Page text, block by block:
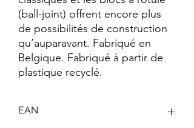
(ball-joint) offrent encore plus
de possibilités de construction
qu’auparavant. Fabriqué en
Belgique. Fabriqué à partir de
plastique recyclé.
EAN